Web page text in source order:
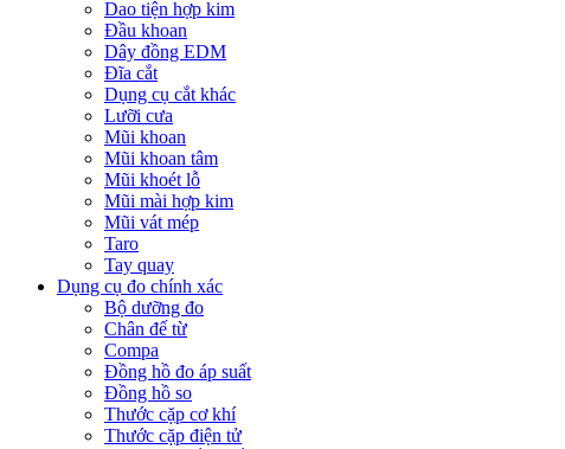
Dao tiện hợp kim
Đầu khoan
Dây đồng EDM
Đĩa cắt
Dụng cụ cắt khác
Lưỡi cưa
Mũi khoan
Mũi khoan tâm
Mũi khoét lỗ
Mũi mài hợp kim
Mũi vát mép
Taro
Tay quay
Dụng cụ đo chính xác
Bộ dưỡng đo
Chân đế từ
Compa
Đồng hồ đo áp suất
Đồng hồ so
Thước cặp cơ khí
Thước cặp điện tử